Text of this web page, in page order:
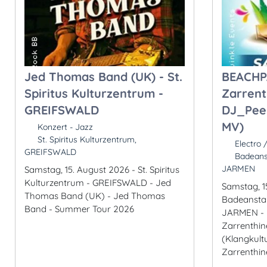
Jed Thomas Band (UK) - St.
Spiritus Kulturzentrum -
GREIFSWALD
Konzert - Jazz
St. Spiritus Kulturzentrum,
GREIFSWALD
Samstag, 15. August 2026 - St. Spiritus
Kulturzentrum - GREIFSWALD - Jed
Thomas Band (UK) - Jed Thomas
Band - Summer Tour 2026
MV)
Electro
JARMEN
Samstag,
JARMEN -